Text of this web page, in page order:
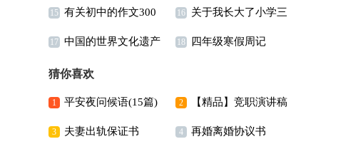
文合集5篇
15 有关初中的作文300
字合集七篇
16 关于我长大了小学三
年级作文合集8篇
17 中国的世界文化遗产
小学作文
18 四年级寒假周记
猜你喜欢
1 平安夜问候语(15篇) 2 【精品】竞职演讲稿
汇编七篇
3 夫妻出轨保证书 4 再婚离婚协议书